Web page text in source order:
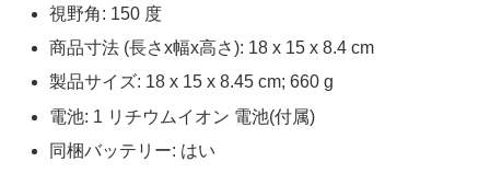
視野角: 150 度
商品寸法 (長さx幅x高さ): 18 x 15 x 8.4 cm
製品サイズ: 18 x 15 x 8.45 cm; 660 g
電池: 1 リチウムイオン 電池(付属)
同梱バッテリー: はい